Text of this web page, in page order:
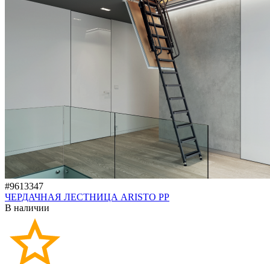
#9613347
ЧЕРДАЧНАЯ ЛЕСТНИЦА ARISTO PP
В наличии